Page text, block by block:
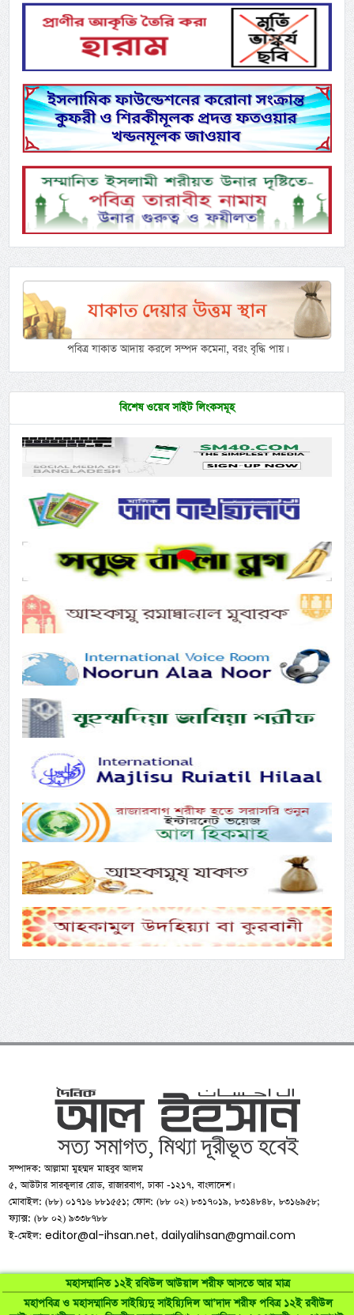
মহাসম্মানিত ১২ই রবিউল আউয়াল শরীফ আসতে আর মাত্র
মহাপবিত্র ও মহাসম্মানিত সাইয়্যিদু সাইয়্যিদিল আ’দাদ শরীফ পবিত্র ১২ই রবীউল
পবিত্র যাকাত আদায় করলে সম্পদ কমেনা, বরং বৃদ্ধি পায়।
বিশেষ ওয়েব সাইট লিংকসমূহ
সম্পাদক: আল্লামা মুহম্মদ মাহবুব আলম
৫, আউটার সারকুলার রোড, রাজারবাগ, ঢাকা -১২১৭, বাংলাদেশ।
মোবাইল: (৮৮) ০১৭১৬ ৮৮১৫৫১; ফোন: (৮৮ ০২) ৮৩১৭০১৯, ৮৩১৪৮৪৮, ৮৩১৬৯৫৮;
ফ্যাক্স: (৮৮ ০২) ৯৩৩৮৭৮৮
ই-মেইল:editor@al-ihsan.net,dailyalihsan@gmail.com